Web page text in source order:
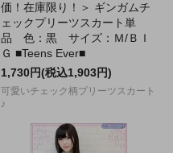
価！在庫限り！＞ ギンガムチ
ェックプリーツスカート単
品 色：黒 サイズ：Ｍ/ＢＩ
Ｇ ■Teens Ever■
1,730円(税込1,903円)
可愛いチェック柄プリーツスカート
♪